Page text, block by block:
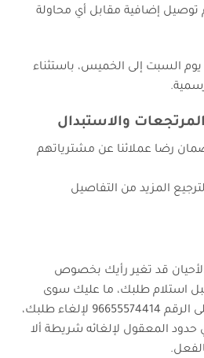
إضافية مقابل أي محاولة
السبت إلى الخميس، باستثناء
ضمان رضا عملائنا عن مشترياتهم
المزيد من التفاصيل
قد تغير رأيك بخصوص
استلام طلبك، ما عليك سوى
الاتصال بخدمة العملاء على الرقم 96655574414 لإلغاء طلبك،
المعقول لإلغائه شريطة ألا